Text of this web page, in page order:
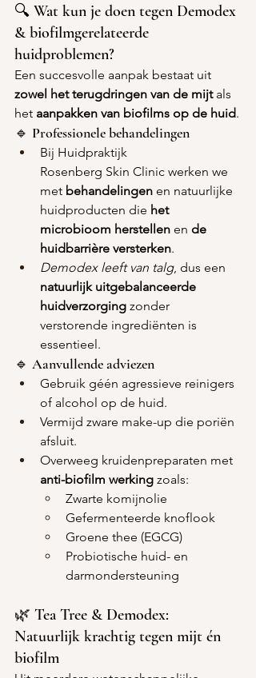
🔍 Wat kun je doen tegen Demodex
& biofilmgerelateerde
huidproblemen?
Een succesvolle aanpak bestaat uit
zowel het terugdringen van de mijt als
het aanpakken van biofilms op de huid.
🔹 Professionele behandelingen
Bij Huidpraktijk
Rosenberg Skin Clinic werken we
met behandelingen en natuurlijke
huidproducten die het
microbioom herstellen en de
huidbarrière versterken.
Demodex leeft van talg, dus een
natuurlijk uitgebalanceerde
huidverzorging zonder
verstorende ingrediënten is
essentieel.
🔹 Aanvullende adviezen
Gebruik géén agressieve reinigers
of alcohol op de huid.
Vermijd zware make-up die poriën
afsluit.
Overweeg kruidenpreparaten met
anti-biofilm werking zoals:
Zwarte komijnolie
Gefermenteerde knoflook
Groene thee (EGCG)
Probiotische huid- en
darmondersteuning
🌿 Tea Tree & Demodex:
Natuurlijk krachtig tegen mijt én
biofilm